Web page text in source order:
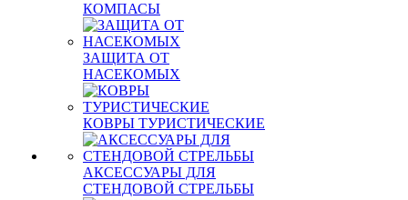
КОМПАСЫ
ЗАЩИТА ОТ
НАСЕКОМЫХ
КОВРЫ ТУРИСТИЧЕСКИЕ
АКСЕССУАРЫ ДЛЯ
СТЕНДОВОЙ СТРЕЛЬБЫ